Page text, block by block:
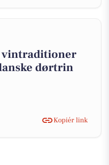
vintraditioner
dørtrin
Kopiér link